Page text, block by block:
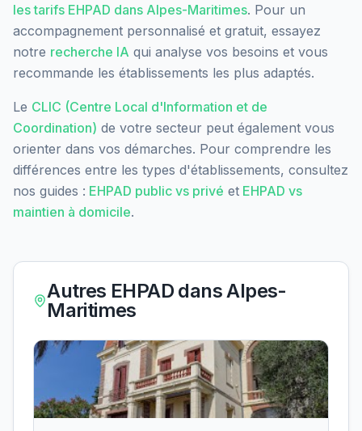
les tarifs EHPAD dans Alpes-Maritimes. Pour un
accompagnement personnalisé et gratuit, essayez
notre recherche IA qui analyse vos besoins et vous
recommande les établissements les plus adaptés.
Le CLIC (Centre Local d'Information et de
Coordination) de votre secteur peut également vous
orienter dans vos démarches. Pour comprendre les
différences entre les types d'établissements, consultez
nos guides : EHPAD public vs privé et EHPAD vs
maintien à domicile.
Autres EHPAD dans Alpes-
Maritimes